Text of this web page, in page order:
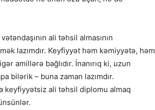
ali təhsil almasının
lazımdır. Keyfiyyət həm kəmiyyətə, həm
amillərə bağlıdır. İnanırıq ki, uzun
bilərik – buna zaman lazımdır.
keyfiyyətsiz ali təhsil diplomu almaq